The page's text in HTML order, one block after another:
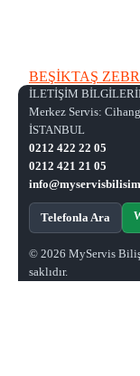
BEŞİKTAŞ
İLETİŞİM
Merkez Servis:
İSTANBUL
0212 422 22 05
0212 421 21 05
Telefonla Ara
© 2026 MyServis
saklıdır.